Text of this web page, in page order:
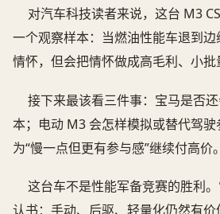
对汽车科技读者来说，这台 M3
一个观察样本：当燃油性能车退到
情怀，但会把情怀做成高毛利、小批
接下来最该看三件事：宝马是否
本；电动 M3 会怎样模拟或替代驾
为“慢一点但更有参与感”继续付高价。
这台车不是性能军备竞赛的胜利
认书：手动、后驱、轻量化仍然有